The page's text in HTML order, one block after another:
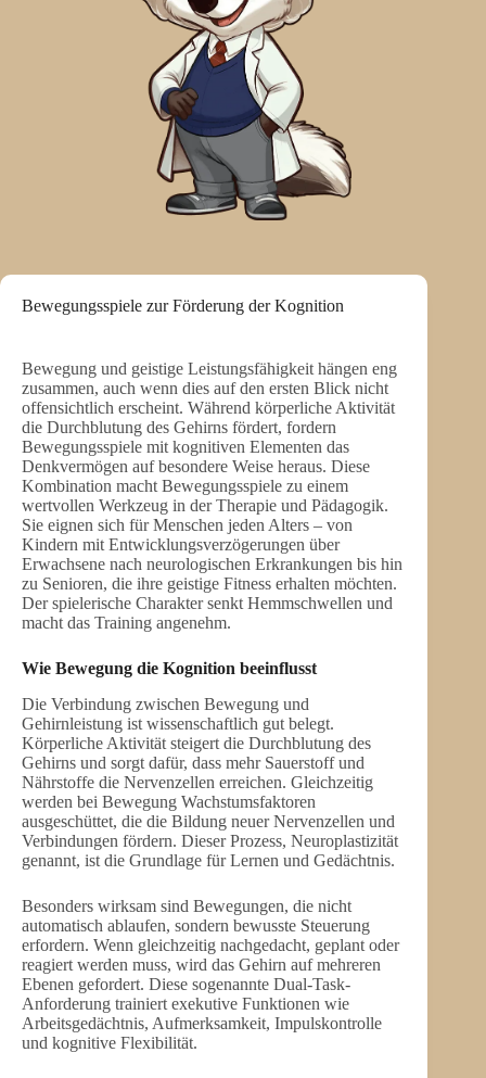
Bewegungsspiele zur Förderung der Kognition
Bewegung und geistige Leistungsfähigkeit hängen eng
zusammen, auch wenn dies auf den ersten Blick nicht
offensichtlich erscheint. Während körperliche Aktivität
die Durchblutung des Gehirns fördert, fordern
Bewegungsspiele mit kognitiven Elementen das
Denkvermögen auf besondere Weise heraus. Diese
Kombination macht Bewegungsspiele zu einem
wertvollen Werkzeug in der Therapie und Pädagogik.
Sie eignen sich für Menschen jeden Alters – von
Kindern mit Entwicklungsverzögerungen über
Erwachsene nach neurologischen Erkrankungen bis hin
zu Senioren, die ihre geistige Fitness erhalten möchten.
Der spielerische Charakter senkt Hemmschwellen und
macht das Training angenehm.
Wie Bewegung die Kognition beeinflusst
Die Verbindung zwischen Bewegung und
Gehirnleistung ist wissenschaftlich gut belegt.
Körperliche Aktivität steigert die Durchblutung des
Gehirns und sorgt dafür, dass mehr Sauerstoff und
Nährstoffe die Nervenzellen erreichen. Gleichzeitig
werden bei Bewegung Wachstumsfaktoren
ausgeschüttet, die die Bildung neuer Nervenzellen und
Verbindungen fördern. Dieser Prozess, Neuroplastizität
genannt, ist die Grundlage für Lernen und Gedächtnis.
Besonders wirksam sind Bewegungen, die nicht
automatisch ablaufen, sondern bewusste Steuerung
erfordern. Wenn gleichzeitig nachgedacht, geplant oder
reagiert werden muss, wird das Gehirn auf mehreren
Ebenen gefordert. Diese sogenannte Dual-Task-
Anforderung trainiert exekutive Funktionen wie
Arbeitsgedächtnis, Aufmerksamkeit, Impulskontrolle
und kognitive Flexibilität.